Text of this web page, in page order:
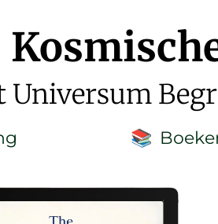
Universum
📚